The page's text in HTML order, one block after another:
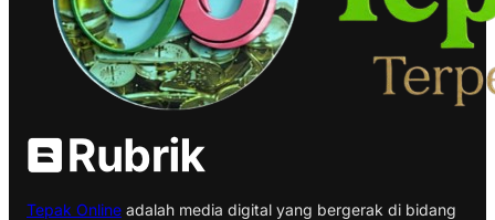
Tepak Online adalah media digital yang bergerak di bidang